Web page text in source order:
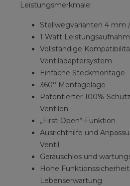
Leistungsmerkmale:
Stellwegvarianten 4 mm
1 Watt
Vollständige
Ventiladaptersystem
Einfache Steckmontage
360° Montagelage
Patentierter 100%-
Ventilen
„First-Open“-Funktion
Ausrichthilfe und
Ventil
Geräuschlos und
Hohe
Lebenserwartung